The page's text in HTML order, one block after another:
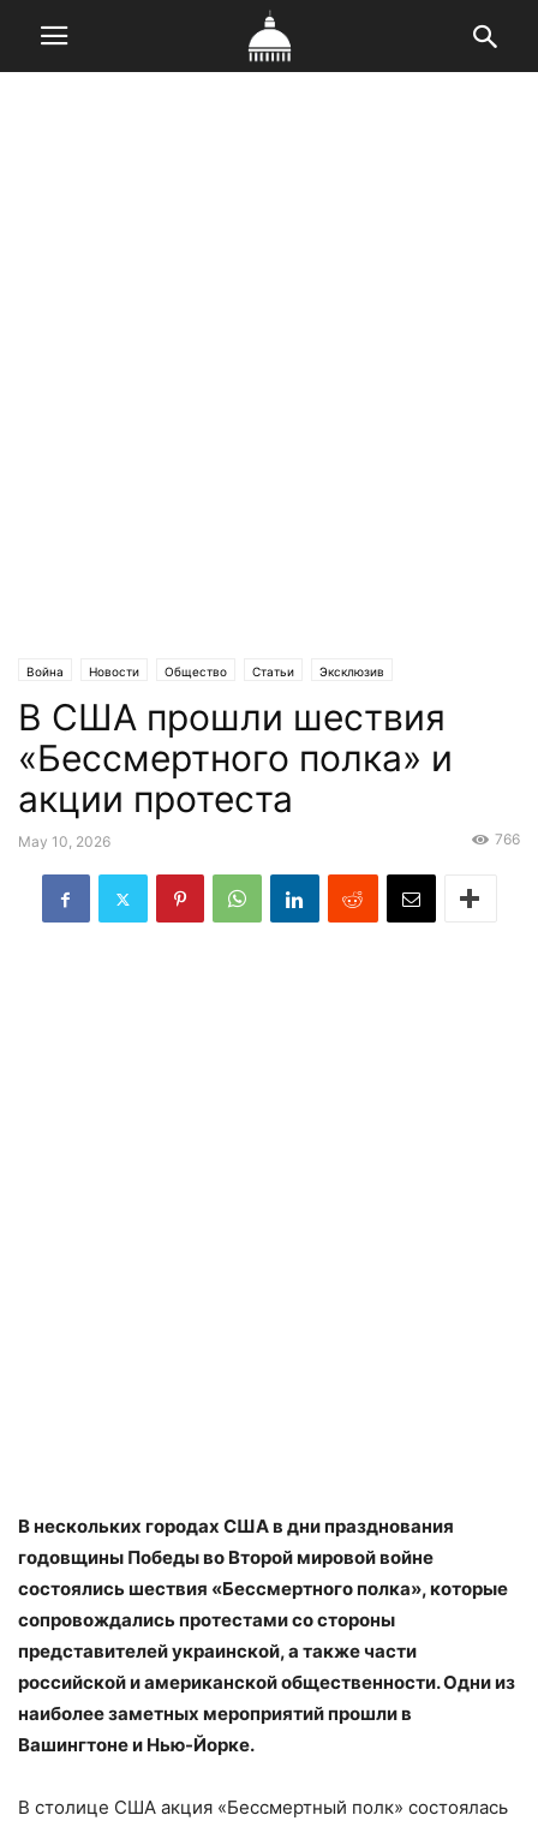
Война Новости Общество Статьи Эксклюзив
В США прошли шествия
«Бессмертного полка» и
акции протеста
May 10, 2026 766
В нескольких городах США в дни празднования
годовщины Победы во Второй мировой войне
состоялись шествия «Бессмертного полка», которые
сопровождались протестами со стороны
представителей украинской, а также части
российской и американской общественности. Одни из
наиболее заметных мероприятий прошли в
Вашингтоне и Нью-Йорке.
В столице США акция «Бессмертный полк» состоялась